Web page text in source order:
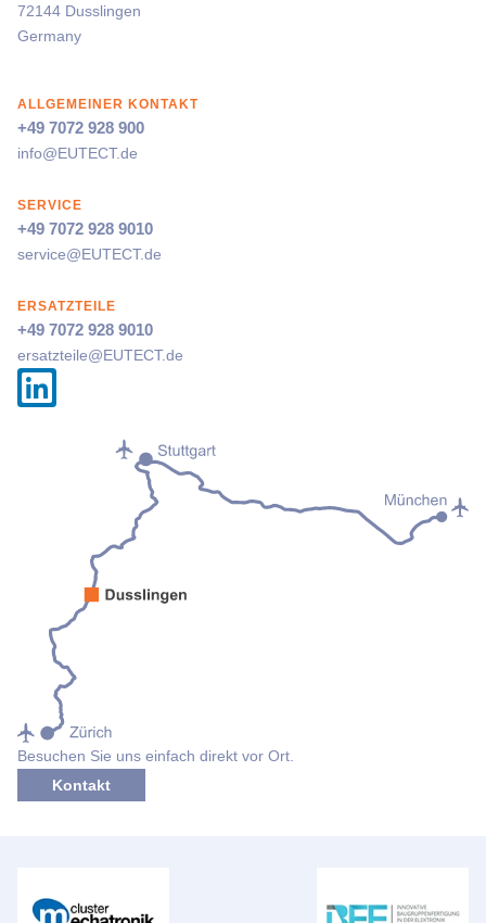
72144 Dusslingen
Germany
ALLGEMEINER KONTAKT
+49 7072 928 900
info@EUTECT.de
SERVICE
+49 7072 928 9010
service@EUTECT.de
ERSATZTEILE
+49 7072 928 9010
ersatzteile@EUTECT.de
Besuchen Sie uns einfach direkt vor Ort.
Kontakt